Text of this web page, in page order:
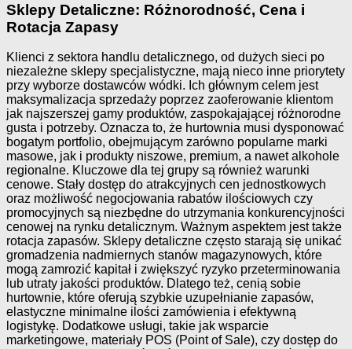
Sklepy Detaliczne: Różnorodność, Cena i
Rotacja Zapasy
Klienci z sektora handlu detalicznego, od dużych sieci po
niezależne sklepy specjalistyczne, mają nieco inne priorytety
przy wyborze dostawców wódki. Ich głównym celem jest
maksymalizacja sprzedaży poprzez zaoferowanie klientom
jak najszerszej gamy produktów, zaspokajającej różnorodne
gusta i potrzeby. Oznacza to, że hurtownia musi dysponować
bogatym portfolio, obejmującym zarówno popularne marki
masowe, jak i produkty niszowe, premium, a nawet alkohole
regionalne. Kluczowe dla tej grupy są również warunki
cenowe. Stały dostęp do atrakcyjnych cen jednostkowych
oraz możliwość negocjowania rabatów ilościowych czy
promocyjnych są niezbędne do utrzymania konkurencyjności
cenowej na rynku detalicznym. Ważnym aspektem jest także
rotacja zapasów. Sklepy detaliczne często starają się unikać
gromadzenia nadmiernych stanów magazynowych, które
mogą zamrozić kapitał i zwiększyć ryzyko przeterminowania
lub utraty jakości produktów. Dlatego też, cenią sobie
hurtownie, które oferują szybkie uzupełnianie zapasów,
elastyczne minimalne ilości zamówienia i efektywną
logistykę. Dodatkowe usługi, takie jak wsparcie
marketingowe, materiały POS (Point of Sale), czy dostęp do